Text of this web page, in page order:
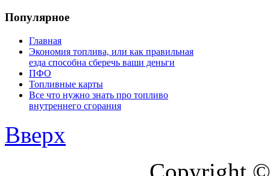
Популярное
Главная
Экономия топлива, или как правильная
езда способна сберечь ваши деньги
ПФО
Топливные карты
Все что нужно знать про топливо
внутреннего сгорания
Вверх